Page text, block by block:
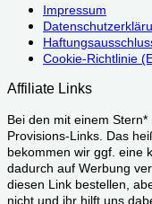
Impressum
Cookie-Richtlinie
Affiliate Links
Bei den mit einem
Provisions-Links. Das
bekommen wir ggf. eine
dadurch auf Werbung
diesen Link bestellen,
nicht und ihr hilft uns